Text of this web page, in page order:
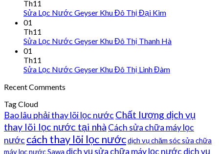
Th11
Sửa Lọc Nước Geyser Khu Đô Thị Đại Kim
01
Th11
Sửa Lọc Nước Geyser Khu Đô Thị Thanh Hà
01
Th11
Sửa Lọc Nước Geyser Khu Đô Thị Linh Đàm
Recent Comments
Tag Cloud
Bao lâu phải thay lõi lọc nước Chất lượng dịch vụ
thay lõi lọc nước tại nhà Cách sửa chữa máy lọc
nước cách thay lõi lọc nướcdịch vụ chăm sóc sửa chữa
máy lọc nước Sawa dịch vụ sửa chữa máy lọc nước dịch vụ